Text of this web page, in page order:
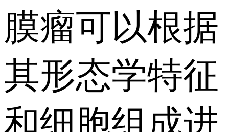
膜瘤可以根据
其形态学特征
和细胞组成进